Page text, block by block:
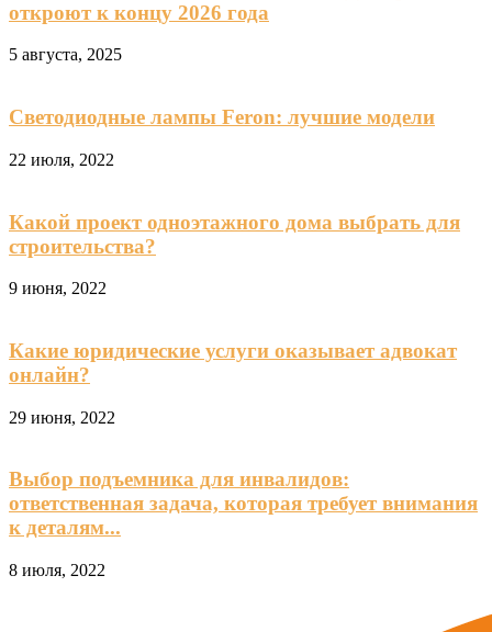
откроют к концу 2026 года
5 августа, 2025
Светодиодные лампы Feron: лучшие модели
22 июля, 2022
Какой проект одноэтажного дома выбрать для
строительства?
9 июня, 2022
Какие юридические услуги оказывает адвокат
онлайн?
29 июня, 2022
Выбор подъемника для инвалидов:
ответственная задача, которая требует внимания
к деталям...
8 июля, 2022